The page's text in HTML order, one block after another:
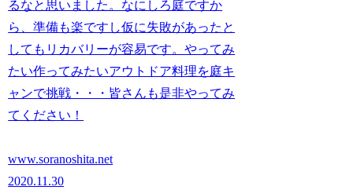
るなと思いました。なにしろ庭ですか
ら、準備も楽ですし仮に失敗があったと
してもリカバリーが容易です。やってみ
たい作ってみたいアウトドア料理を庭キ
ャンで挑戦・・・皆さんも是非やってみ
てください！
www.soranoshita.net
2020.11.30